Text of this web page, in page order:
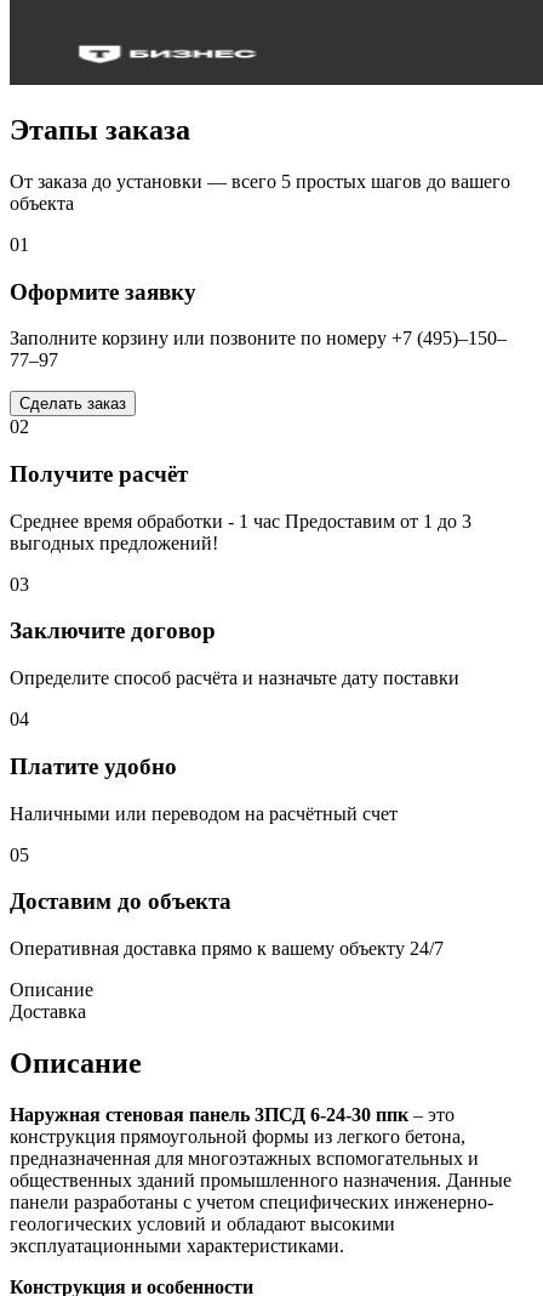
Этапы заказа
От заказа до установки — всего 5 простых шагов до вашего
объекта
01
Оформите заявку
Заполните корзину или позвоните по номеру +7 (495)–150–
77–97
Сделать заказ
02
Получите расчёт
Среднее время обработки - 1 час Предоставим от 1 до 3
выгодных предложений!
03
Заключите договор
Определите способ расчёта и назначьте дату поставки
04
Платите удобно
Наличными или переводом на расчётный счет
05
Доставим до объекта
Оперативная доставка прямо к вашему объекту 24/7
Описание
Доставка
Описание
Наружная стеновая панель 3ПСД 6-24-30 ппк – это
конструкция прямоугольной формы из легкого бетона,
предназначенная для многоэтажных вспомогательных и
общественных зданий промышленного назначения. Данные
панели разработаны с учетом специфических инженерно-
геологических условий и обладают высокими
эксплуатационными характеристиками.
Конструкция и особенности